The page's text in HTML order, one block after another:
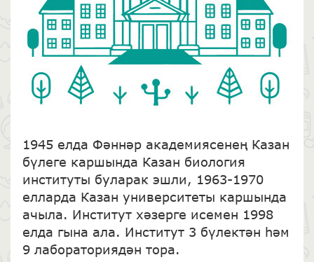
1945 елда Фәннәр академиясенең Казан
бүлеге каршында Казан биология
институты буларак эшли, 1963-1970
елларда Казан университеты каршында
ачыла. Институт хәзерге исемен 1998
елда гына ала. Институт 3 бүлектән һәм
9 лабораториядән тора.